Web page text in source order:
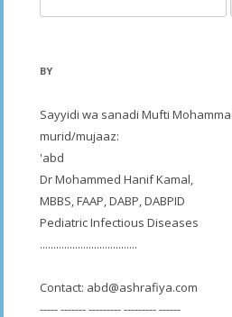
for:
BY
Sayyidi wa sanadi Mufti
murid/mujaaz:
'abd
Dr Mohammed Hanif Kamal,
MBBS, FAAP, DABP, DABPID
Pediatric Infectious Diseases
....................................
Contact: abd@ashrafiya.com
----- ------- --------- --------- ------